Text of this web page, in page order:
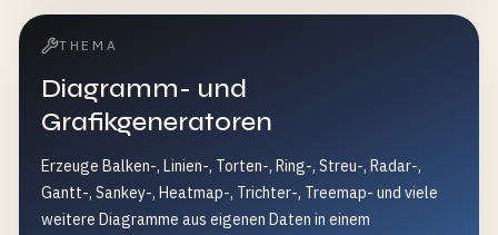
THEMA
Diagramm- und
Grafikgeneratoren
Erzeuge Balken-, Linien-, Torten-, Ring-, Streu-, Radar-,
Gantt-, Sankey-, Heatmap-, Trichter-, Treemap- und viele
weitere Diagramme aus eigenen Daten in einem